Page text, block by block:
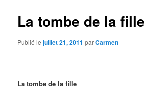
La tombe de la fille
Publié lejuillet 21, 2011 parCarmen
La tombe de la fille